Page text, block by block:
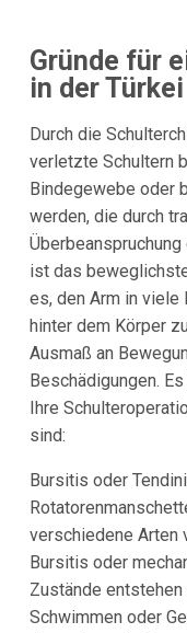
Gründe für
in der Türkei
Durch die
verletzte Schultern
Bindegewebe oder
werden, die durch
ist das
es, den Arm in viele
hinter dem Körper
Ausmaß an
Beschädigungen.
Ihre
sind:
Bursitis oder
verschiedene Arten
Bursitis oder
Zustände
Schwimmen oder